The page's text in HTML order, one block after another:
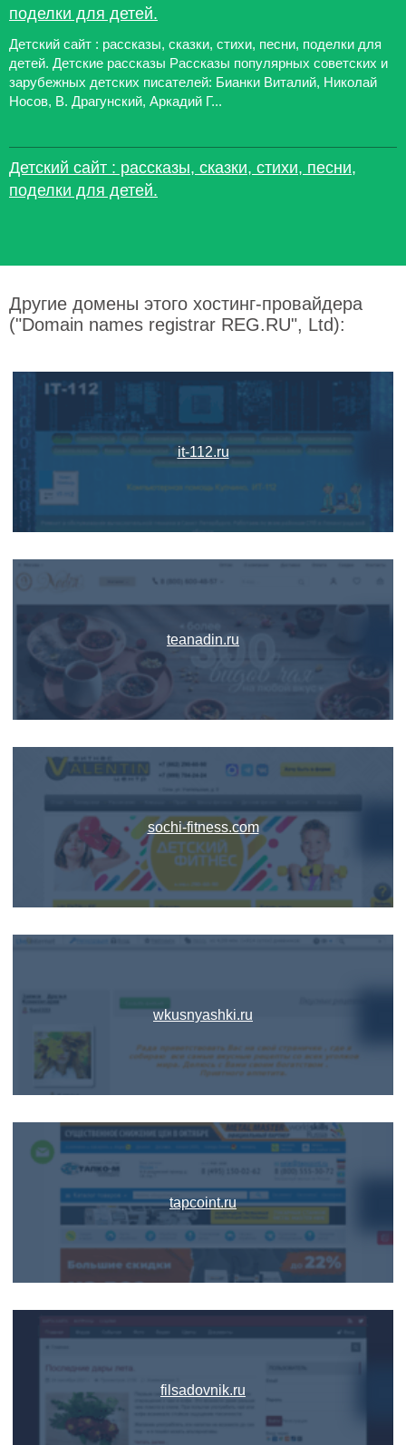
поделки для детей.
Детский сайт : рассказы, сказки, стихи, песни, поделки для
детей. Детские рассказы Рассказы популярных советских и
зарубежных детских писателей: Бианки Виталий, Николай
Носов, В. Драгунский, Аркадий Г...
Детский сайт : рассказы, сказки, стихи, песни,
поделки для детей.
Другие домены этого хостинг-провайдера
("Domain names registrar REG.RU", Ltd):
it-112.ru
teanadin.ru
sochi-fitness.com
wkusnyashki.ru
tapcoint.ru
filsadovnik.ru